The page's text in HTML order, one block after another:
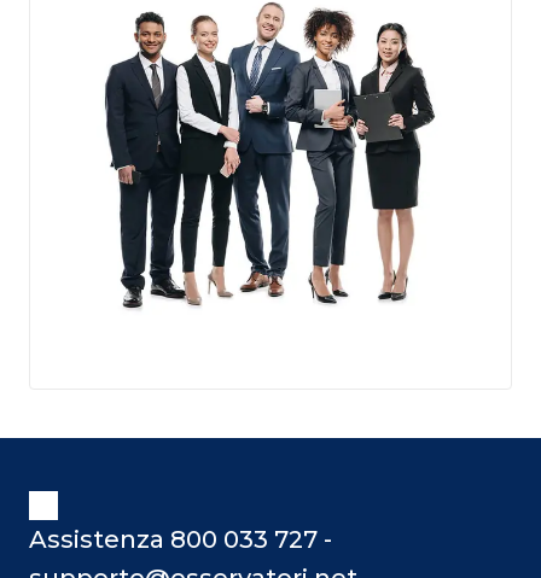
Assistenza 800 033 727 -